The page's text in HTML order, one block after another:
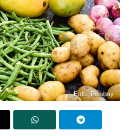
Foto: Pixabay